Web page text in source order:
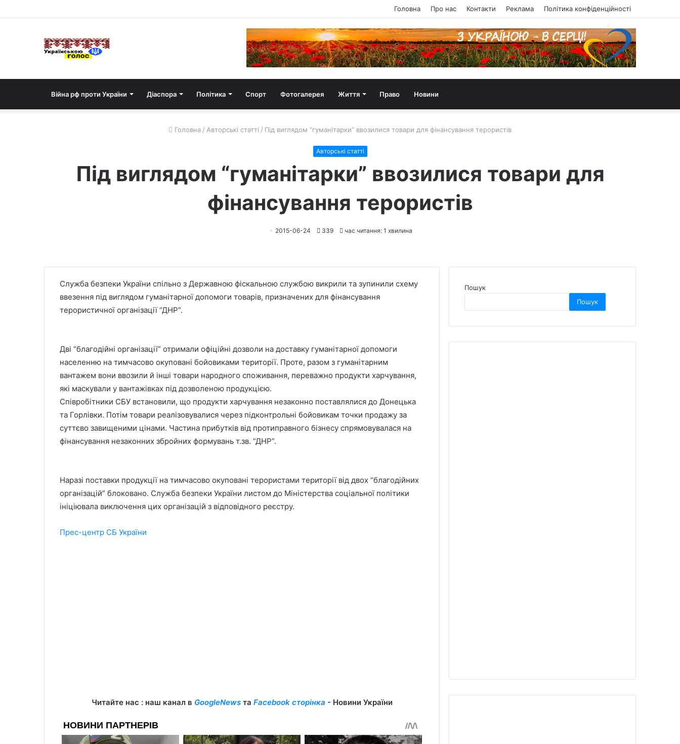
Головна Про нас Контакти Реклама Політика конфіденційності
Війна рф проти України Діаспора Політика Спорт Фотогалерея Життя Право Новини
Головна / Авторські статті / Під виглядом “гуманітарки” ввозилися товари для фінансування терористів
Авторські статті
Під виглядом “гуманітарки” ввозилися товари для
фінансування терористів
2015-06-24 339 час читання: 1 хвилина
Служба безпеки України спільно з Державною фіскальною службою викрили та зупинили схему
ввезення під виглядом гуманітарної допомоги товарів, призначених для фінансування
терористичної організації “ДНР”.
Дві “благодійні організації” отримали офіційні дозволи на доставку гуманітарної допомоги
населенню на тимчасово окуповані бойовиками території. Проте, разом з гуманітарним
вантажем вони ввозили й інші товари народного споживання, переважно продукти харчування,
які маскували у вантажівках під дозволеною продукцією.
Співробітники СБУ встановили, що продукти харчування незаконно поставлялися до Донецька
та Горлівки. Потім товари реалізовувалися через підконтрольні бойовикам точки продажу за
суттєво завищеними цінами. Частина прибутків від протиправного бізнесу спрямовувалася на
фінансування незаконних збройних формувань т.зв. “ДНР”.
Наразі поставки продукції на тимчасово окуповані терористами території від двох “благодійних
організацій” блоковано. Служба безпеки України листом до Міністерства соціальної політики
ініціювала виключення цих організацій з відповідного реєстру.
Прес-центр СБ України
Читайте нас : наш канал в GoogleNewsта Facebook сторінка - Новини України
Пошук
Пошук